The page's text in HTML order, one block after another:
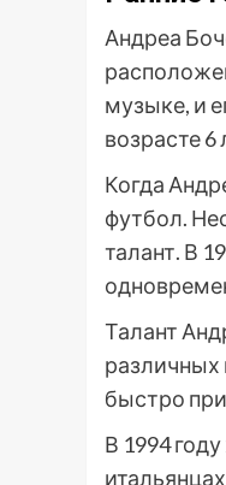
Андреа
музыке, и
возрасте 6
Когда
футбол.
талант. В
Талант
различных
быстро
В 1994